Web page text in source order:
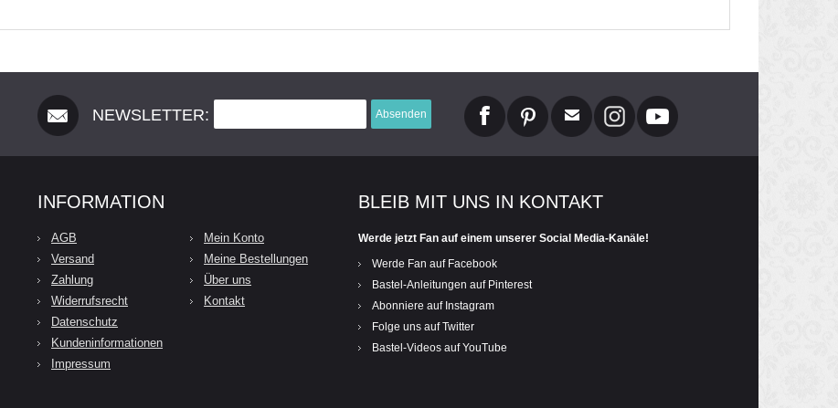
NEWSLETTER: Absenden
INFORMATION
AGB
Versand
Zahlung
Widerrufsrecht
Datenschutz
Kundeninformationen
Impressum
Mein Konto
Meine Bestellungen
Über uns
Kontakt
BLEIB MIT UNS IN KONTAKT
Werde jetzt Fan auf einem unserer Social Media-Kanäle!
Werde Fan auf Facebook
Bastel-Anleitungen auf Pinterest
Abonniere auf Instagram
Folge uns auf Twitter
Bastel-Videos auf YouTube